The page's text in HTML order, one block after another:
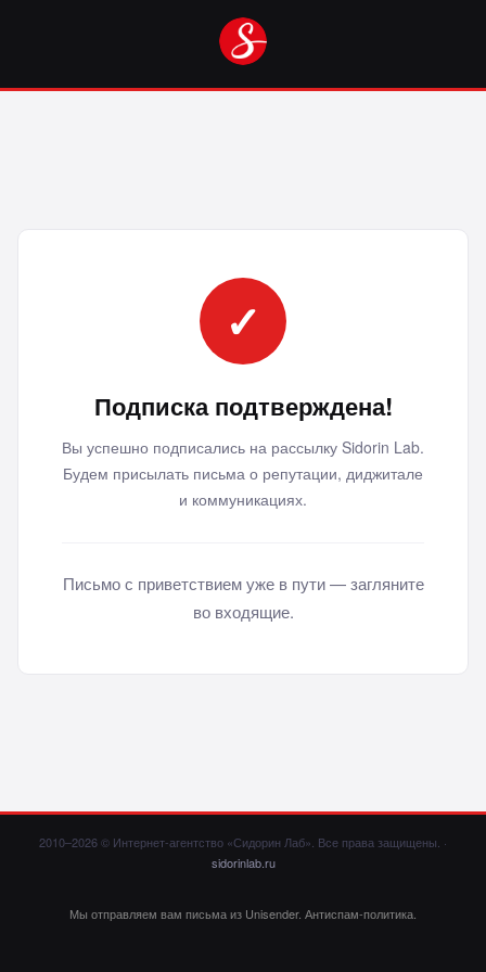
✓
Подписка подтверждена!
Вы успешно подписались на рассылку Sidorin Lab.
Будем присылать письма о репутации, диджитале
и коммуникациях.
Письмо с приветствием уже в пути — загляните
во входящие.
2010–2026 © Интернет-агентство «Сидорин Лаб». Все права защищены. ·
sidorinlab.ru
Мы отправляем вам письма из Unisender. Антиспам-политика